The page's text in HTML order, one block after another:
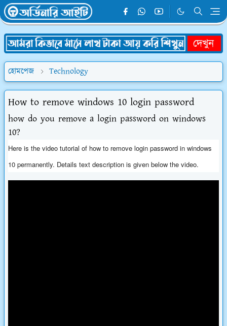
হোমপেজ Technology
How to remove windows 10 login password
how do you remove a login password on windows
10?
Here is the video tutorial of how to remove login password in windows
10 permanently. Details text description is given below the video.